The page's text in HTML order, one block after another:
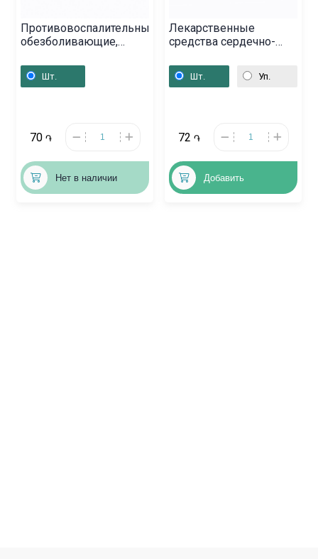
Противовоспалительные
обезболивающие,
Գերմանիա
Шт.
70 ֏
Нет в наличии
Лекарственные
средства сердечно-
Վենգրիա
Шт. Уп.
72 ֏
Добавить